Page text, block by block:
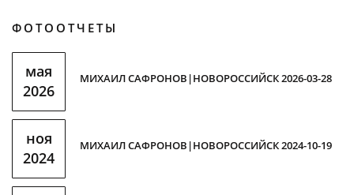
ФОТООТЧЕТЫ
мая
2026
МИХАИЛ САФРОНОВ|НОВОРОССИЙСК 2026-03-28
ноя
2024
МИХАИЛ САФРОНОВ|НОВОРОССИЙСК 2024-10-19